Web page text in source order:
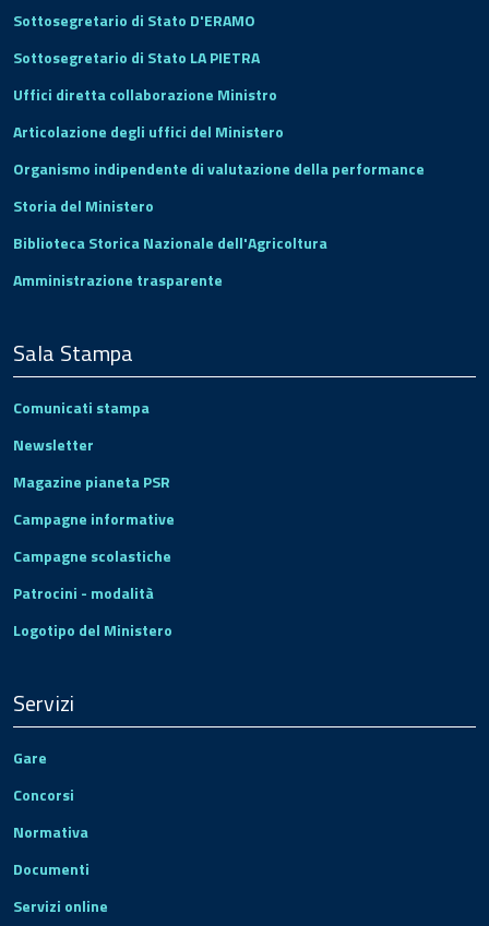
Sottosegretario di Stato D'ERAMO
Sottosegretario di Stato LA PIETRA
Uffici diretta collaborazione Ministro
Articolazione degli uffici del Ministero
Organismo indipendente di valutazione della performance
Storia del Ministero
Biblioteca Storica Nazionale dell'Agricoltura
Amministrazione trasparente
Sala Stampa
Comunicati stampa
Newsletter
Magazine pianeta PSR
Campagne informative
Campagne scolastiche
Patrocini - modalità
Logotipo del Ministero
Servizi
Gare
Concorsi
Normativa
Documenti
Servizi online